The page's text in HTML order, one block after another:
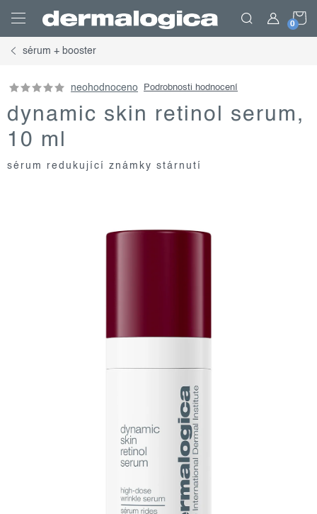
obsah
sérum + booster
neohodnoceno Podrobnosti hodnocení
dynamic skin retinol serum,
10 ml
sérum redukující známky stárnutí